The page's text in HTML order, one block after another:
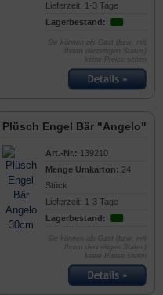
Lieferzeit: 1-3 Tage
Lagerbestand:
Sie können als Gast (bzw. mit
Ihrem derzeitigen Status)
keine Preise sehen
38cm
Plüsch Engel Bär "Angelo"
Art.-Nr.: 139210
Menge Umkarton: 24
Stück
Lieferzeit: 1-3 Tage
Lagerbestand:
Sie können als Gast (bzw. mit
Ihrem derzeitigen Status)
keine Preise sehen